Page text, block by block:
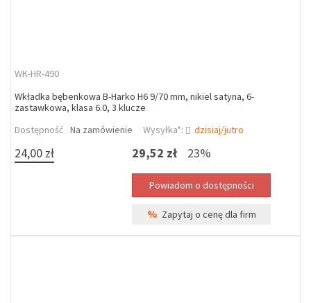
WK-HR-490
Wkładka bębenkowa B-Harko H6 9/70 mm, nikiel satyna, 6-
zastawkowa, klasa 6.0, 3 klucze
Dostępność Na zamówienie Wysyłka*: dzisiaj/jutro
24,00 zł 29,52 zł 23%
% Zapytaj o cenę dla firm